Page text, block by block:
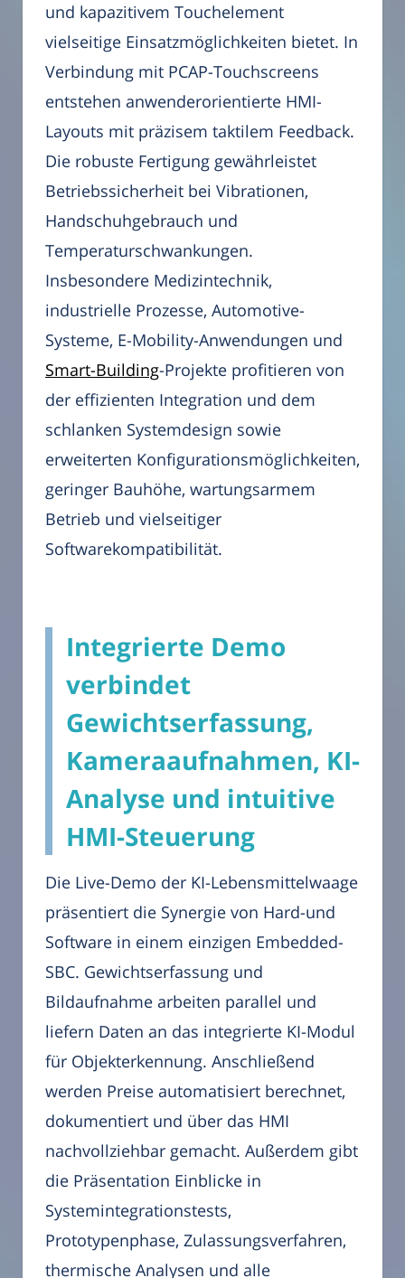
und kapazitivem Touchelement
vielseitige Einsatzmöglichkeiten bietet. In
Verbindung mit PCAP-Touchscreens
entstehen anwenderorientierte HMI-
Layouts mit präzisem taktilem Feedback.
Die robuste Fertigung gewährleistet
Betriebssicherheit bei Vibrationen,
Handschuhgebrauch und
Temperaturschwankungen.
Insbesondere Medizintechnik,
industrielle Prozesse, Automotive-
Systeme, E-Mobility-Anwendungen und
Smart-Building-Projekte profitieren von
der effizienten Integration und dem
schlanken Systemdesign sowie
erweiterten Konfigurationsmöglichkeiten,
geringer Bauhöhe, wartungsarmem
Betrieb und vielseitiger
Softwarekompatibilität.
Integrierte Demo
verbindet
Gewichtserfassung,
Kameraaufnahmen, KI-
Analyse und intuitive
HMI-Steuerung
Die Live-Demo der KI-Lebensmittelwaage
präsentiert die Synergie von Hard-und
Software in einem einzigen Embedded-
SBC. Gewichtserfassung und
Bildaufnahme arbeiten parallel und
liefern Daten an das integrierte KI-Modul
für Objekterkennung. Anschließend
werden Preise automatisiert berechnet,
dokumentiert und über das HMI
nachvollziehbar gemacht. Außerdem gibt
die Präsentation Einblicke in
Systemintegrationstests,
Prototypenphase, Zulassungsverfahren,
thermische Analysen und alle